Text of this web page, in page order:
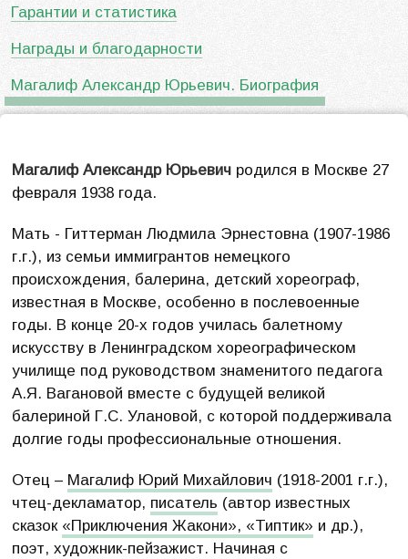
Гарантии и статистика
Награды и благодарности
Магалиф Александр Юрьевич. Биография
Магалиф Александр Юрьевич родился в Москве 27
февраля 1938 года.
Мать - Гиттерман Людмила Эрнестовна (1907-1986
г.г.), из семьи иммигрантов немецкого
происхождения, балерина, детский хореограф,
известная в Москве, особенно в послевоенные
годы. В конце 20-х годов училась балетному
искусству в Ленинградском хореографическом
училище под руководством знаменитого педагога
А.Я. Вагановой вместе с будущей великой
балериной Г.С. Улановой, с которой поддерживала
долгие годы профессиональные отношения.
Отец – Магалиф Юрий Михайлович (1918-2001 г.г.),
чтец-декламатор, писатель (автор известных
сказок «Приключения Жакони», «Типтик» и др.),
поэт, художник-пейзажист. Начиная с